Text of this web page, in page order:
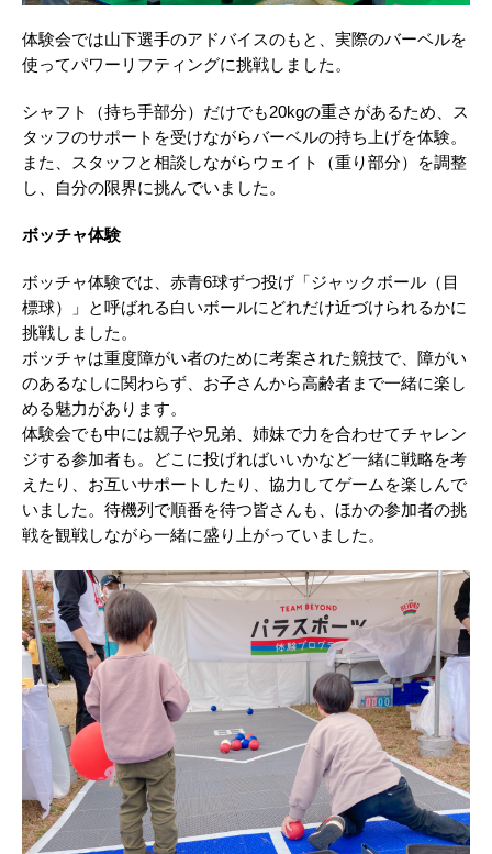
体験会では山下選手のアドバイスのもと、実際のバーベルを
使ってパワーリフティングに挑戦しました。
シャフト（持ち手部分）だけでも20kgの重さがあるため、ス
タッフのサポートを受けながらバーベルの持ち上げを体験。
また、スタッフと相談しながらウェイト（重り部分）を調整
し、自分の限界に挑んでいました。
ボッチャ体験
ボッチャ体験では、赤青6球ずつ投げ「ジャックボール（目
標球）」と呼ばれる白いボールにどれだけ近づけられるかに
挑戦しました。
ボッチャは重度障がい者のために考案された競技で、障がい
のあるなしに関わらず、お子さんから高齢者まで一緒に楽し
める魅力があります。
体験会でも中には親子や兄弟、姉妹で力を合わせてチャレン
ジする参加者も。どこに投げればいいかなど一緒に戦略を考
えたり、お互いサポートしたり、協力してゲームを楽しんで
いました。待機列で順番を待つ皆さんも、ほかの参加者の挑
戦を観戦しながら一緒に盛り上がっていました。